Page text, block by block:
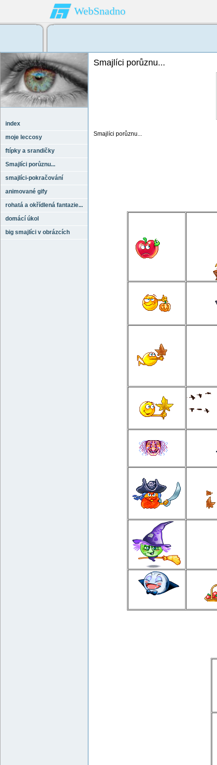
WebSnadno
index
moje leccosy
ftípky a srandičky
Smajlíci porůznu...
smajlíci-pokračování
animované gify
rohatá a okřídlená fantazie...
domácí úkol
big smajlíci v obrázcích
Smajlíci porůznu...
Smajlíci porůznu...